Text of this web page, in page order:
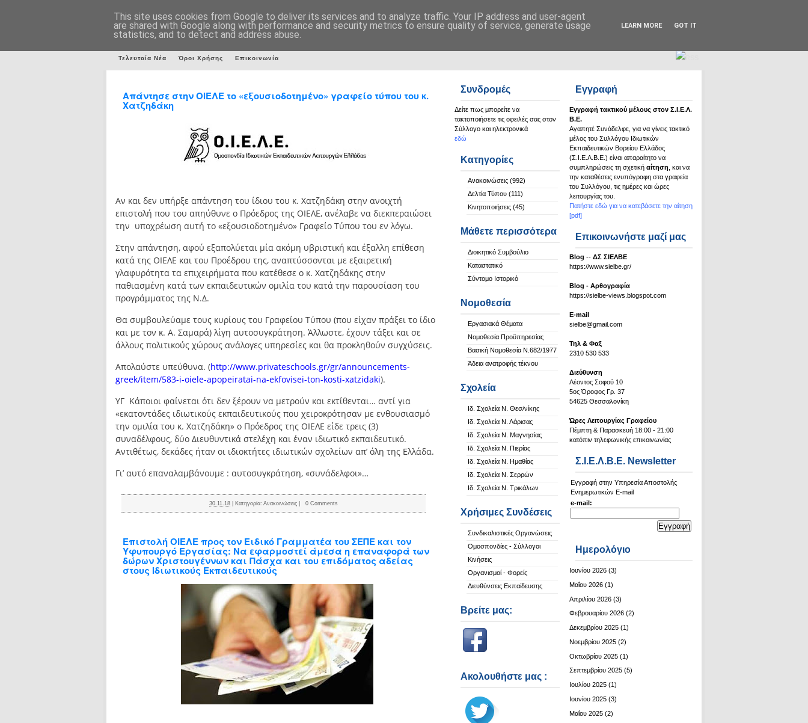
Σ.Ι.Ε.Λ.Β.Ε.
Τελευταία Νέα Όροι Χρήσης Επικοινωνία
Εγγραφή
Εγγραφή τακτικού μέλους στον Σ.Ι.Ε.Λ.
Β.Ε.
Αγαπητέ Συνάδελφε, για να γίνεις τακτικό
μέλος του Συλλόγου Ιδιωτικών
Εκπαιδευτικών Βορείου Ελλάδος
(Σ.Ι.Ε.Λ.Β.Ε.) είναι απαραίτητο να
συμπληρώσεις τη σχετική αίτηση , και να
την καταθέσεις ενυπόγραφη στα γραφεία
του Συλλόγου, τις ημέρες και ώρες
λειτουργίας του.
Πατήστε εδώ για να κατεβάσετε την αίτηση
[pdf]
Επικοινωνήστε μαζί μας
Βlog -- ΔΣ ΣΙΕΛΒΕ
https://www.sielbe.gr/
Blog - Αρθογραφία
https://sielbe-views.blogspot.com
Ε-mail
sielbe@gmail.com
Τηλ & Φαξ
2310 530 533
Διεύθυνση
Λέοντος Σοφού 10
5ος Όροφος Γρ. 37
54625 Θεσσαλονίκη
Ώρες Λειτουργίας Γραφείου
Πέμπτη & Παρασκευή 18:00 - 21:00
κατόπιν τηλεφωνικής επικοινωνίας
Σ.Ι.Ε.Λ.Β.Ε. Newsletter
Εγγραφή στην Υπηρεσία Αποστολής
Ενημερωτικών E-mail
e-mail:
Ημερολόγιο
Ιουνίου 2026 (3)
Μαΐου 2026 (1)
Απριλίου 2026 (3)
Φεβρουαρίου 2026 (2)
Δεκεμβρίου 2025 (1)
Νοεμβρίου 2025 (2)
Οκτωβρίου 2025 (1)
Σεπτεμβρίου 2025 (5)
Ιουλίου 2025 (1)
Ιουνίου 2025 (3)
Μαΐου 2025 (2)
Συνδρομές
Δείτε πως μπορείτε να
τακτοποιήσετε τις οφειλές σας στον
Σύλλογο και ηλεκτρονικά
εδώ
Κατηγορίες
Ανακοινώσεις (992)
Δελτία Τύπου (111)
Κινητοποιήσεις (45)
Μάθετε περισσότερα
Διοικητικό Συμβούλιο
Καταστατικό
Σύντομο Ιστορικό
Νομοθεσία
Εργασιακά Θέματα
Νομοθεσία Προϋπηρεσίας
Βασική Νομοθεσία Ν.682/1977
Άδεια ανατροφής τέκνου
Σχολεία
Ιδ. Σχολεία Ν. Θεσ/νίκης
Ιδ. Σχολεία Ν. Λάρισας
Ιδ. Σχολεία Ν. Μαγνησίας
Ιδ. Σχολεία Ν. Πιερίας
Ιδ. Σχολεία Ν. Ημαθίας
Ιδ. Σχολεία Ν. Σερρών
Ιδ. Σχολεία Ν. Τρικάλων
Χρήσιμες Συνδέσεις
Συνδικαλιστικές Οργανώσεις
Ομοσπονδίες - Σύλλογοι
Κινήσεις
Οργανισμοί - Φορείς
Διευθύνσεις Εκπαίδευσης
Βρείτε μας:
Ακολουθήστε μας :
Απάντησε στην ΟΙΕΛΕ το «εξουσιοδοτημένο» γραφείο τύπου του κ.
Χατζηδάκη
Αν και δεν υπήρξε απάντηση του ίδιου του κ. Χατζηδάκη στην ανοιχτή
επιστολή που του απηύθυνε ο Πρόεδρος της ΟΙΕΛΕ, ανέλαβε να διεκπεραιώσει
την υποχρέωση αυτή το «εξουσιοδοτημένο» Γραφείο Τύπου του εν λόγω.
Στην απάντηση, αφού εξαπολύεται μία ακόμη υβριστική και έξαλλη επίθεση
κατά της ΟΙΕΛΕ και του Προέδρου της, αναπτύσσονται με εξαιρετική
γλαφυρότητα τα επιχειρήματα που κατέθεσε ο κ. Χατζηδάκης στην
παθιασμένη κατά των εκπαιδευτικών ομιλία του κατά την παρουσίαση του
προγράμματος της Ν.Δ.
Θα συμβουλεύαμε τους κυρίους του Γραφείου Τύπου (που είχαν πράξει το ίδιο
και με τον κ. Α. Σαμαρά) λίγη αυτοσυγκράτηση. Άλλωστε, έχουν τάξει και σε
άλλους πολιτικούς χώρους ανάλογες υπηρεσίες και θα προκληθούν συγχύσεις.
Απολαύστε υπεύθυνα. (http://www.privateschools.gr/gr/announcements-
greek/item/583-i-oiele-apopeiratai-na-ekfovisei-ton-kosti-xatzidaki).
ΥΓ Κάποιοι φαίνεται ότι δεν ξέρουν να μετρούν και εκτίθενται… αντί για
«εκατοντάδες ιδιωτικούς εκπαιδευτικούς που χειροκρότησαν με ενθουσιασμό
την ομιλία του κ. Χατζηδάκη» ο Πρόεδρος της ΟΙΕΛΕ είδε τρεις (3)
συναδέλφους, δύο Διευθυντικά στελέχη και έναν ιδιωτικό εκπαιδευτικό.
Αντιθέτως, δεκάδες ήταν οι ιδιοκτήτες ιδιωτικών σχολείων απ’ όλη της Ελλάδα.
Γι’ αυτό επαναλαμβάνουμε : αυτοσυγκράτηση, «συνάδελφοι»…
30.11.18 Κατηγορία:Ανακοινώσεις 0 Comments
Επιστολή ΟΙΕΛΕ προς τον Ειδικό Γραμματέα του ΣΕΠΕ και τον
Υφυπουργό Εργασίας: Να εφαρμοστεί άμεσα η επαναφορά των
δώρων Χριστουγέννων και Πάσχα και του επιδόματος αδείας
στους Ιδιωτικούς Εκπαιδευτικούς
This site uses cookies from Google to deliver its services and to analyze traffic. Your IP address and user-agent
are shared with Google along with performance and security metrics to ensure quality of service, generate usage
statistics, and to detect and address abuse.
LEARN MORE GOT IT